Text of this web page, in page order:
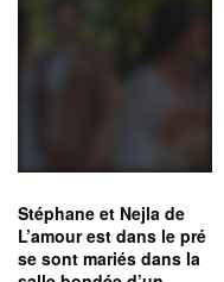
Stéphane et Nejla de
L’amour est dans le pré
se sont mariés dans la